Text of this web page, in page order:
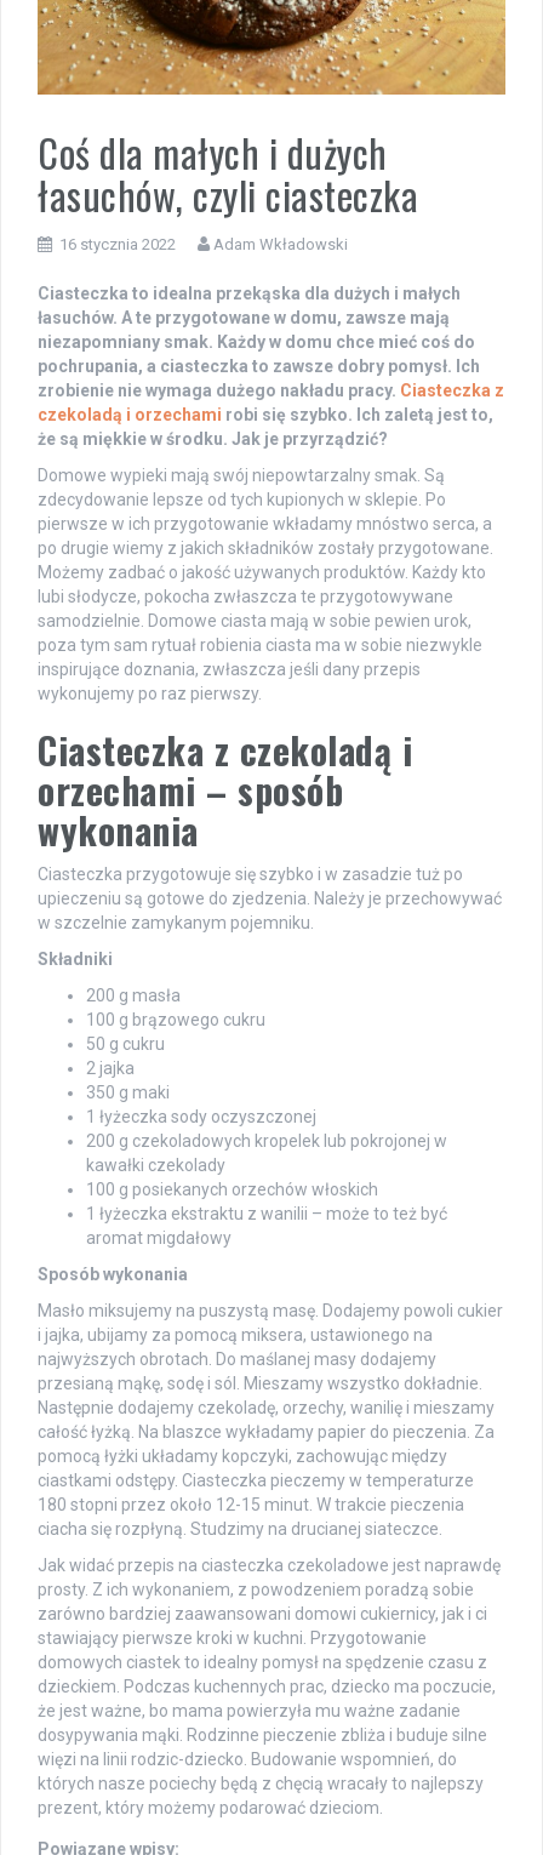
Coś dla małych i dużych
łasuchów, czyli ciasteczka
16 stycznia 2022 Adam Wkładowski
Ciasteczka to idealna przekąska dla dużych i małych
łasuchów. A te przygotowane w domu, zawsze mają
niezapomniany smak. Każdy w domu chce mieć coś do
pochrupania, a ciasteczka to zawsze dobry pomysł. Ich
zrobienie nie wymaga dużego nakładu pracy. Ciasteczka z
czekoladą i orzechami robi się szybko. Ich zaletą jest to,
że są miękkie w środku. Jak je przyrządzić?
Domowe wypieki mają swój niepowtarzalny smak. Są
zdecydowanie lepsze od tych kupionych w sklepie. Po
pierwsze w ich przygotowanie wkładamy mnóstwo serca, a
po drugie wiemy z jakich składników zostały przygotowane.
Możemy zadbać o jakość używanych produktów. Każdy kto
lubi słodycze, pokocha zwłaszcza te przygotowywane
samodzielnie. Domowe ciasta mają w sobie pewien urok,
poza tym sam rytuał robienia ciasta ma w sobie niezwykle
inspirujące doznania, zwłaszcza jeśli dany przepis
wykonujemy po raz pierwszy.
Ciasteczka z czekoladą i
orzechami – sposób
wykonania
Ciasteczka przygotowuje się szybko i w zasadzie tuż po
upieczeniu są gotowe do zjedzenia. Należy je przechowywać
w szczelnie zamykanym pojemniku.
Składniki
200 g masła
100 g brązowego cukru
50 g cukru
2 jajka
350 g maki
1 łyżeczka sody oczyszczonej
200 g czekoladowych kropelek lub pokrojonej w
kawałki czekolady
100 g posiekanych orzechów włoskich
1 łyżeczka ekstraktu z wanilii – może to też być
aromat migdałowy
Sposób wykonania
Masło miksujemy na puszystą masę. Dodajemy powoli cukier
i jajka, ubijamy za pomocą miksera, ustawionego na
najwyższych obrotach. Do maślanej masy dodajemy
przesianą mąkę, sodę i sól. Mieszamy wszystko dokładnie.
Następnie dodajemy czekoladę, orzechy, wanilię i mieszamy
całość łyżką. Na blaszce wykładamy papier do pieczenia. Za
pomocą łyżki układamy kopczyki, zachowując między
ciastkami odstępy. Ciasteczka pieczemy w temperaturze
180 stopni przez około 12-15 minut. W trakcie pieczenia
ciacha się rozpłyną. Studzimy na drucianej siateczce.
Jak widać przepis na ciasteczka czekoladowe jest naprawdę
prosty. Z ich wykonaniem, z powodzeniem poradzą sobie
zarówno bardziej zaawansowani domowi cukiernicy, jak i ci
stawiający pierwsze kroki w kuchni. Przygotowanie
domowych ciastek to idealny pomysł na spędzenie czasu z
dzieckiem. Podczas kuchennych prac, dziecko ma poczucie,
że jest ważne, bo mama powierzyła mu ważne zadanie
dosypywania mąki. Rodzinne pieczenie zbliża i buduje silne
więzi na linii rodzic-dziecko. Budowanie wspomnień, do
których nasze pociechy będą z chęcią wracały to najlepszy
prezent, który możemy podarować dzieciom.
Powiązane wpisy: